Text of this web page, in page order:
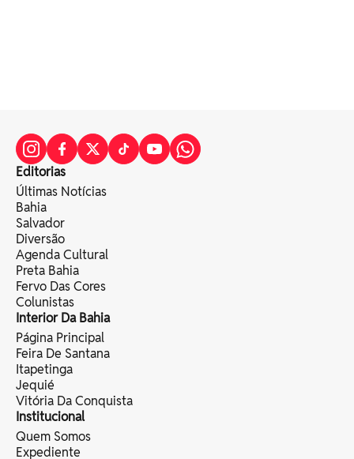
Editorias
Últimas Notícias
Bahia
Salvador
Diversão
Agenda Cultural
Preta Bahia
Fervo Das Cores
Colunistas
Interior Da Bahia
Página Principal
Feira De Santana
Itapetinga
Jequié
Vitória Da Conquista
Institucional
Quem Somos
Expediente